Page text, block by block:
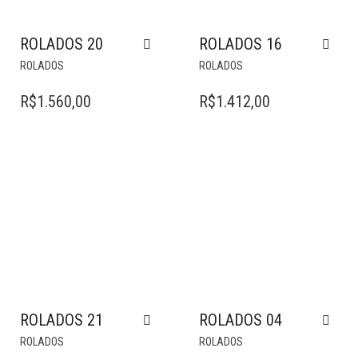
ROLADOS 20
ROLADOS
R$1.560,00
ROLADOS 16
ROLADOS
R$1.412,00
ROLADOS 21
ROLADOS
ROLADOS 04
ROLADOS